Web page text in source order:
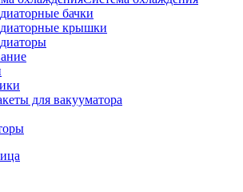
бачки
крышки
для вакууматора